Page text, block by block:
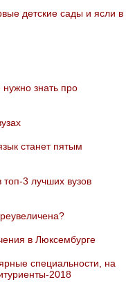
детские сады и ясли в
знать про
станет пятым
3 лучших вузов
в Люксембурге
специальности, на
2018